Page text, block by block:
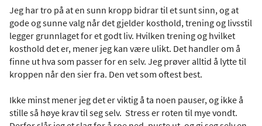
Jeg har tro på at en sunn kropp bidrar til et sunt sinn, og at
gode og sunne valg når det gjelder kosthold, trening og livsstil
legger grunnlaget for et godt liv. Hvilken trening og hvilket
kosthold det er, mener jeg kan være ulikt. Det handler om å
finne ut hva som passer for en selv. Jeg prøver alltid å lytte til
kroppen når den sier fra. Den vet som oftest best.
Ikke minst mener jeg det er viktig å ta noen pauser, og ikke å
stille så høye krav til seg selv. Stress er roten til mye vondt.